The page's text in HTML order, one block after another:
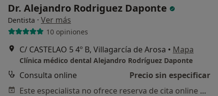
Dr. Alejandro Rodriguez Daponte
Dentista · Ver más
10 opiniones
C/ CASTELAO 5 4º B, Villagarcía de Arosa • Mapa
Clínica médico dental Alejandro Rodríguez Daponte
Consulta online
Precio sin especificar
Este especialista no ofrece reserva de cita online en esta dirección.